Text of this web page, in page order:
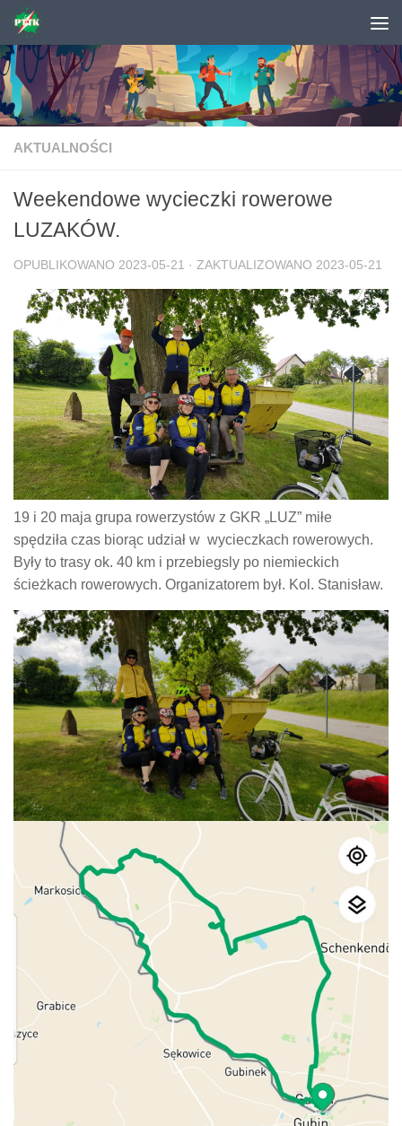
Skip to content
AKTUALNOŚCI
Weekendowe wycieczki rowerowe
LUZAKÓW.
OPUBLIKOWANO 2023-05-21 · ZAKTUALIZOWANO 2023-05-21
19 i 20 maja grupa rowerzystów z GKR „LUZ” miłe
spędziła czas biorąc udział w wycieczkach rowerowych.
Były to trasy ok. 40 km i przebiegsly po niemieckich
ścieżkach rowerowych. Organizatorem był. Kol. Stanisław.